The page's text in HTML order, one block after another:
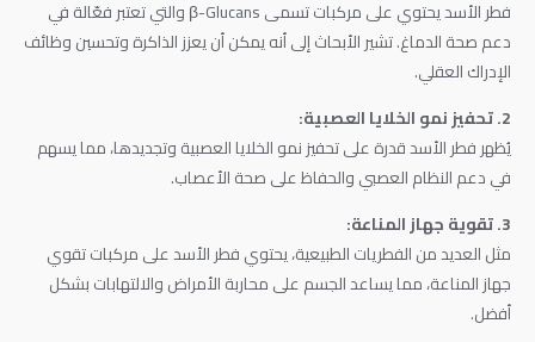
فطر الأسد يحتوي على مركبات تسمى β-Glucans والتي تعتبر فعّالة في
دعم صحة الدماغ. تشير الأبحاث إلى أنه يمكن أن يعزز الذاكرة وتحسين وظائف
الإدراك العقلي.
2. تحفيز نمو الخلايا العصبية:
يُظهر فطر الأسد قدرة على تحفيز نمو الخلايا العصبية وتجديدها، مما يسهم
في دعم النظام العصبي والحفاظ على صحة الأعصاب.
3. تقوية جهاز المناعة:
مثل العديد من الفطريات الطبيعية، يحتوي فطر الأسد على مركبات تقوي
جهاز المناعة، مما يساعد الجسم على محاربة الأمراض والالتهابات بشكل
أفضل.